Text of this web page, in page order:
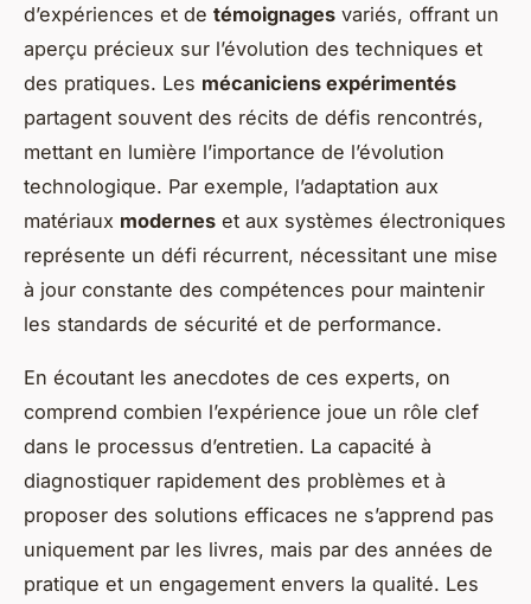
d’expériences et de témoignages variés, offrant un
aperçu précieux sur l’évolution des techniques et
des pratiques. Les mécaniciens expérimentés
partagent souvent des récits de défis rencontrés,
mettant en lumière l’importance de l’évolution
technologique. Par exemple, l’adaptation aux
matériaux modernes et aux systèmes électroniques
représente un défi récurrent, nécessitant une mise
à jour constante des compétences pour maintenir
les standards de sécurité et de performance.
En écoutant les anecdotes de ces experts, on
comprend combien l’expérience joue un rôle clef
dans le processus d’entretien. La capacité à
diagnostiquer rapidement des problèmes et à
proposer des solutions efficaces ne s’apprend pas
uniquement par les livres, mais par des années de
pratique et un engagement envers la qualité. Les